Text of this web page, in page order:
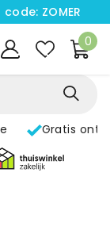
ZOMER
0
Gratis